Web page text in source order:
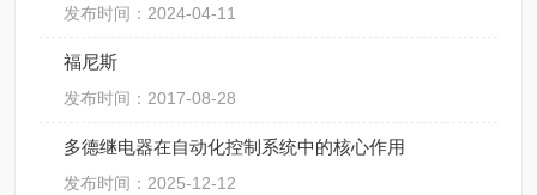
发布时间：2024-04-11
福尼斯
发布时间：2017-08-28
多德继电器在自动化控制系统中的核心作用
发布时间：2025-12-12